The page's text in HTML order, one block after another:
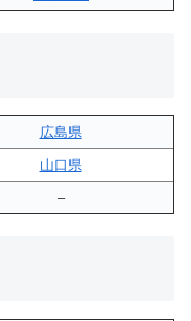
広島県
山口県
–